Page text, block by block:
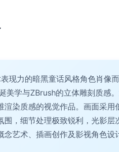
现力的暗黑童话风格角色肖像
学与ZBrush的立体雕刻质感
染质感的视觉作品。画面采用
，细节处理极致锐利，光影层
艺术、插画创作及影视角色设